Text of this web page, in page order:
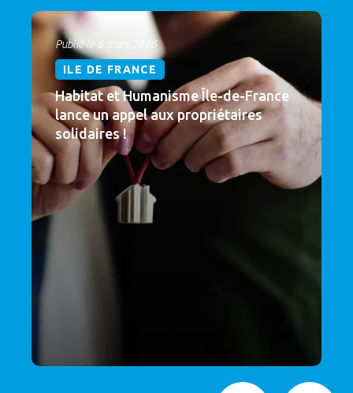
Publié le 6 mars 2026
ILE DE FRANCE
Habitat et Humanisme Île-de-France
lance un appel aux propriétaires
solidaires !